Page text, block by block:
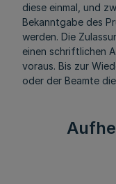
diese einmal, und
Bekanntgabe des
werden. Die
einen schriftlichen
voraus. Bis zur
oder der Beamte